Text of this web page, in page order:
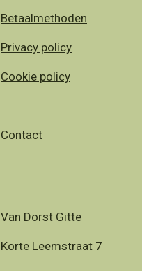
Betaalmethoden
Privacy policy
Cookie policy
Contact
Van Dorst Gitte
Korte Leemstraat 7